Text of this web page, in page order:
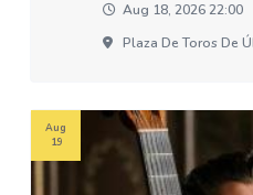
Aug 18, 2026 22:00
Plaza De Toros De
Aug
19